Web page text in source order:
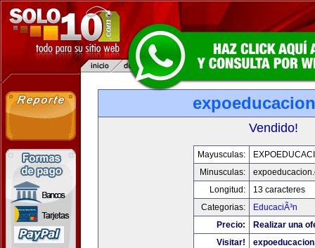
Vendido!
Mayusculas:
Minusculas:
Longitud:
13 caracteres
Categorias:
EducaciÃ³n
Precio:
Realizar una
Visitar!